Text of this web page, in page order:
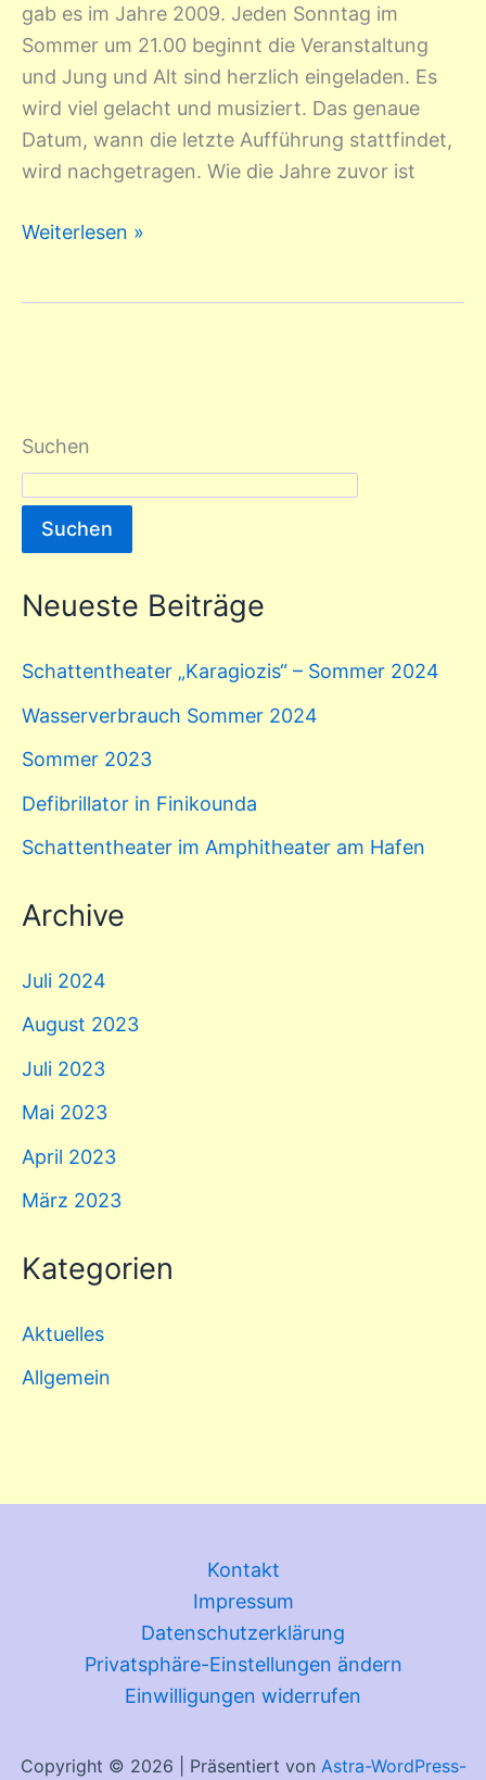
gab es im Jahre 2009. Jeden Sonntag im
Sommer um 21.00 beginnt die Veranstaltung
und Jung und Alt sind herzlich eingeladen. Es
wird viel gelacht und musiziert. Das genaue
Datum, wann die letzte Aufführung stattfindet,
wird nachgetragen. Wie die Jahre zuvor ist
Weiterlesen »
Suchen
Suchen
Neueste Beiträge
Schattentheater „Karagiozis“ – Sommer 2024
Wasserverbrauch Sommer 2024
Sommer 2023
Defibrillator in Finikounda
Schattentheater im Amphitheater am Hafen
Archive
Juli 2024
August 2023
Juli 2023
Mai 2023
April 2023
März 2023
Kategorien
Aktuelles
Allgemein
Kontakt
Impressum
Datenschutzerklärung
Privatsphäre-Einstellungen ändern
Einwilligungen widerrufen
Copyright © 2026 | Präsentiert von Astra-WordPress-